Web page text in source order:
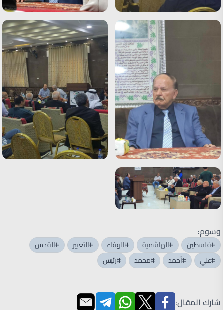
وسوم:
#فلسطين #الهاشمية #الوفاء #التعبير
#القدس
#علي
#أحمد #محمد #رئيس
شارك المقال: